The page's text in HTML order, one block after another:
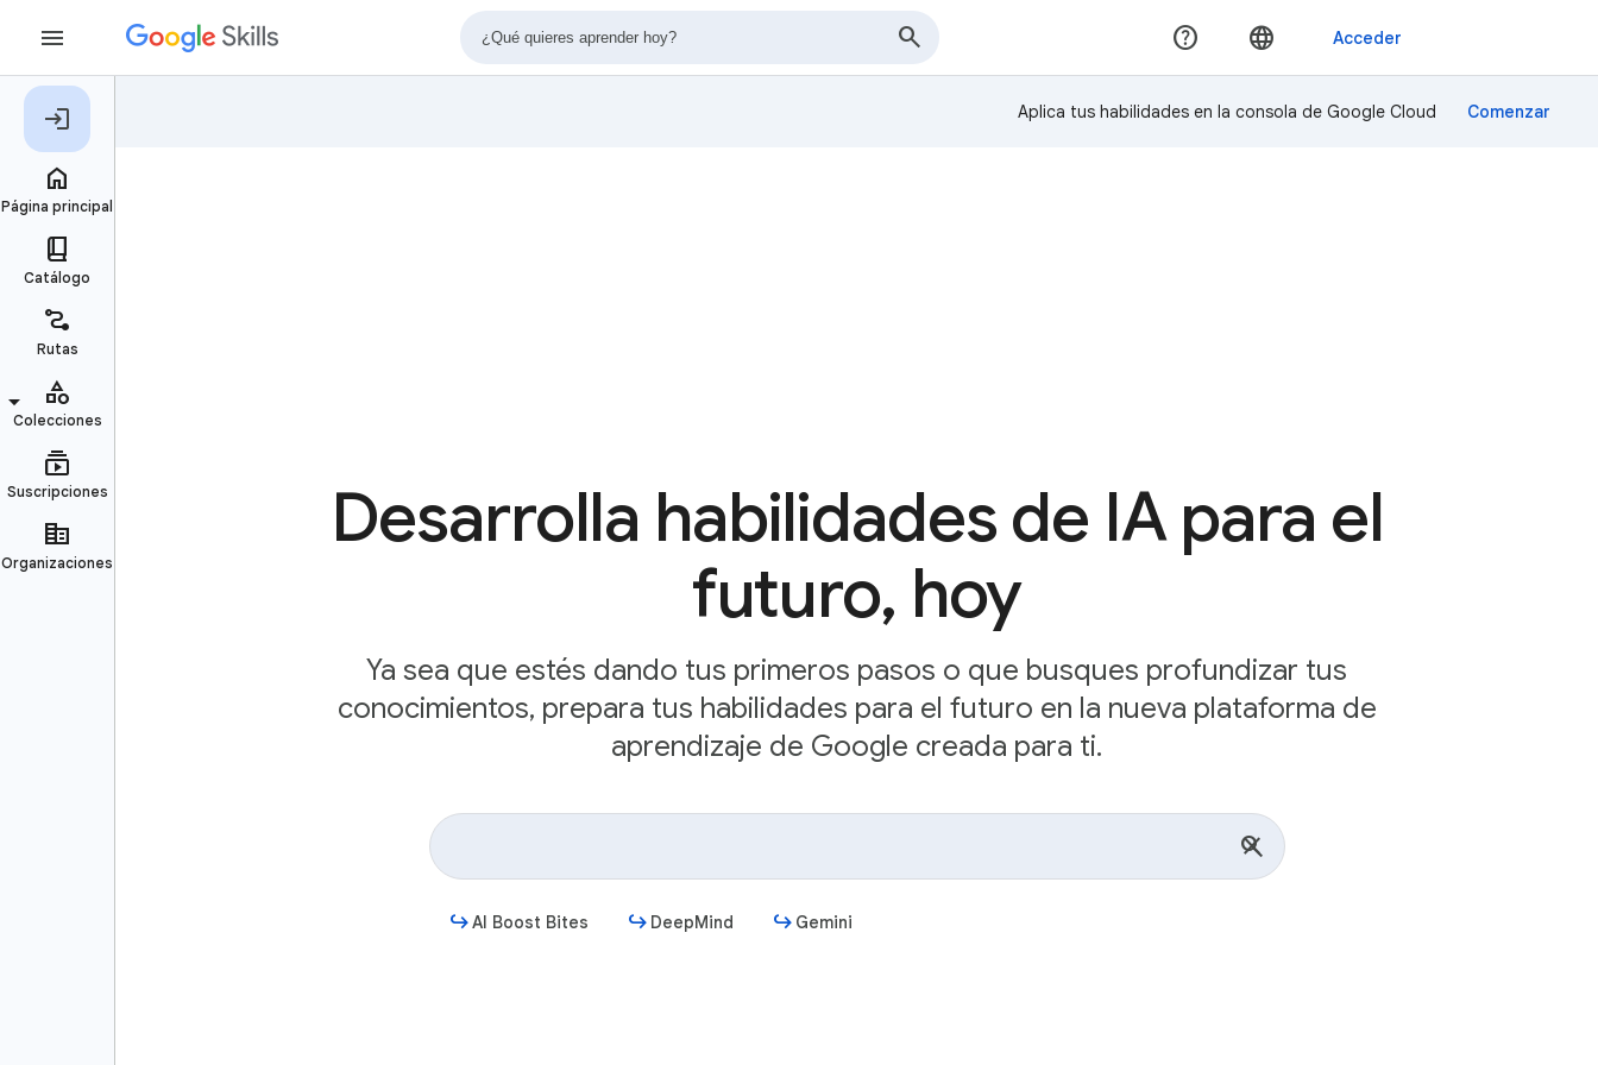
Aplica tus habilidades en la consola de Google Cloud
Desarrolla habilidades de IA para el
futuro, hoy
Ya sea que estés dando tus primeros pasos o que busques profundizar tus
conocimientos, prepara tus habilidades para el futuro en la nueva plataforma de
aprendizaje de Google creada para ti.
AI Boost Bites DeepMind Gemini